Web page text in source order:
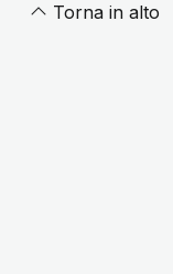
Torna in alto